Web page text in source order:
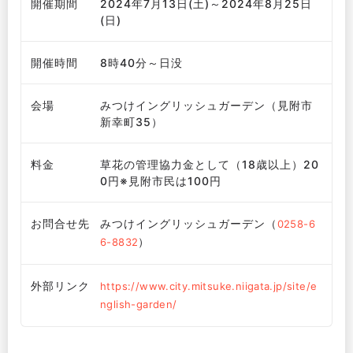
開催期間
2024年7月13日(土)～2024年8月25日
(日)
開催時間 8時40分～日没
会場
みつけイングリッシュガーデン（見附市
新幸町35）
料金
草花の管理協力金として（18歳以上）20
0円※見附市民は100円
お問合せ先 みつけイングリッシュガーデン（0258-6
6-8832）
外部リンク
https://www.city.mitsuke.niigata.jp/site/e
nglish-garden/